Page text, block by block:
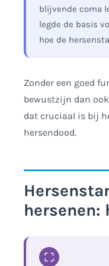
blijvende coma
legde de basis
hoe de
Zonder een goed
bewustzijn dan
dat cruciaal is bij
hersendood.
hersenen: